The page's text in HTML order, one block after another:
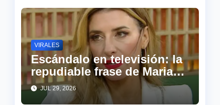
VIRALES
Escándalo en televisión: la
repudiable frase de Mariana
Brey para defender el ajuste
JUL 29, 2026